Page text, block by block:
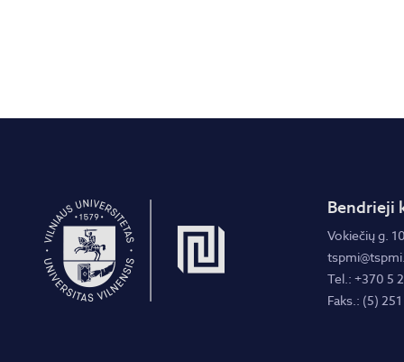
Bendrieji
Vokiečių g.
Tel.: +370 5
Faks.: (5)